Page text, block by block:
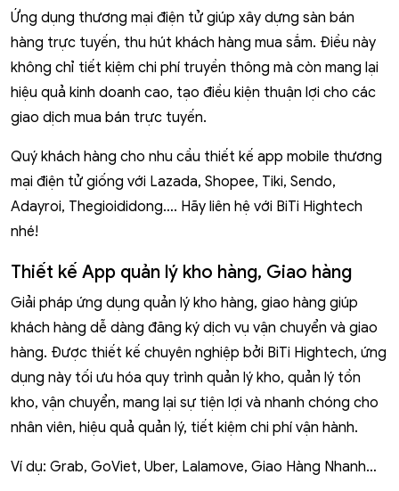
Ứng dụng thương mại điện tử giúp xây dựng sàn bán
hàng trực tuyến, thu hút khách hàng mua sắm. Điều này
không chỉ tiết kiệm chi phí truyền thông mà còn mang lại
hiệu quả kinh doanh cao, tạo điều kiện thuận lợi cho các
giao dịch mua bán trực tuyến.
Quý khách hàng cho nhu cầu thiết kế app mobile thương
mại điện tử giống với Lazada, Shopee, Tiki, Sendo,
Adayroi, Thegioididong…. Hãy liên hệ với BiTi Hightech
nhé!
Thiết kế App quản lý kho hàng, Giao hàng
Giải pháp ứng dụng quản lý kho hàng, giao hàng giúp
khách hàng dễ dàng đăng ký dịch vụ vận chuyển và giao
hàng. Được thiết kế chuyên nghiệp bởi BiTi Hightech, ứng
dụng này tối ưu hóa quy trình quản lý kho, quản lý tồn
kho, vận chuyển, mang lại sự tiện lợi và nhanh chóng cho
nhân viên, hiệu quả quản lý, tiết kiệm chi phí vận hành.
Ví dụ: Grab, GoViet, Uber, Lalamove, Giao Hàng Nhanh…